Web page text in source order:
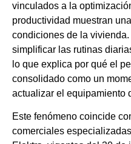
vinculados a la
productividad muestran
condiciones de la
simplificar las rutinas
lo que explica por qué el
consolidado como un
actualizar el equipamiento
Este fenómeno coincide
comerciales